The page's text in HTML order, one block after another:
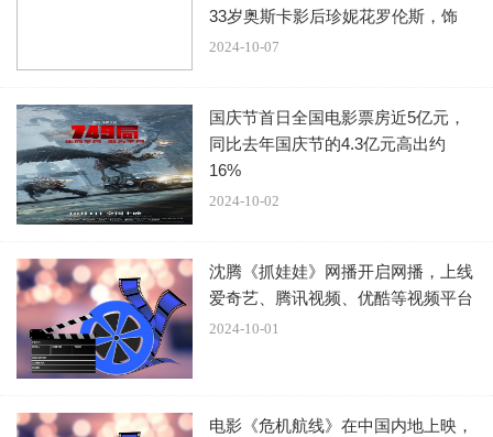
她希望自己也能成为一个杀手。
两个人生活在一起之后，里昂教她武器的使用操作，她也开
始慢慢影响了里昂的性格。
这个女孩的演技，颇有奥斯卡影帝的气场。
她的情绪表达，从一开始的楚楚可怜，到自立自强，让人看
33岁奥斯卡影后珍妮花罗伦斯，饰
演“
2024-10-07
国庆节首日全国电影票房近5亿元，
同比去年国庆节的4.3亿元高出约
16%
2024-10-02
沈腾《抓娃娃》网播开启网播，上线
爱奇艺、腾讯视频、优酷等视频平台
2024-10-01
电影《危机航线》在中国内地上映，